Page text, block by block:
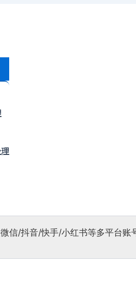
信/抖音/快手/小红书等多平台账